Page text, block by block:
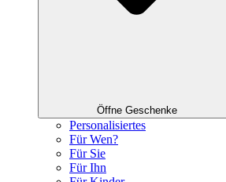
Öffne Geschenke
Personalisiertes
Für Wen?
Für Sie
Für Ihn